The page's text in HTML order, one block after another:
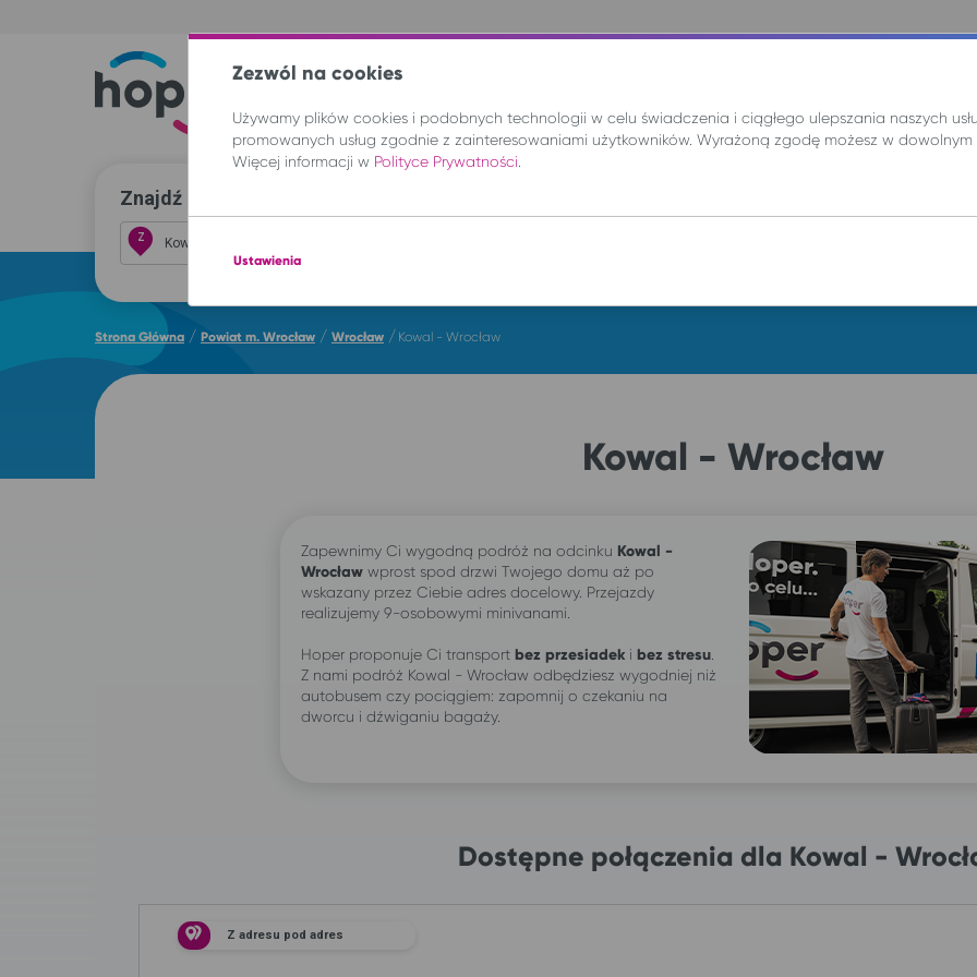
Znajdź przejazd i kup bilet
Z
Strona Główna / Powiat m. Wrocław / Wrocław /Kowal - Wrocław
Kowal - Wrocław
Zapewnimy Ci wygodną podróż na odcinku Kowal -
Wrocław wprost spod drzwi Twojego domu aż po
wskazany przez Ciebie adres docelowy. Przejazdy
realizujemy 9-osobowymi minivanami.
Hoper proponuje Ci transport bez przesiadek i bez stresu
Z nami podróż Kowal - Wrocław odbędziesz wygodniej niż
autobusem czy pociągiem: zapomnij o czekaniu na
dworcu i dźwiganiu bagaży.
Dostępne połączenia dla Kowal -
Z adresu pod adres
Zezwól na cookies
Używamy plików cookies i podobnych technologii w celu świadczenia i ciągłego ulepszania naszych
promowanych usług zgodnie z zainteresowaniami użytkowników. Wyrażoną zgodę możesz w
Więcej informacji w Polityce Prywatności
Ustawienia